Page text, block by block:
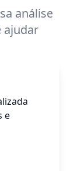
análise
ajudar
e